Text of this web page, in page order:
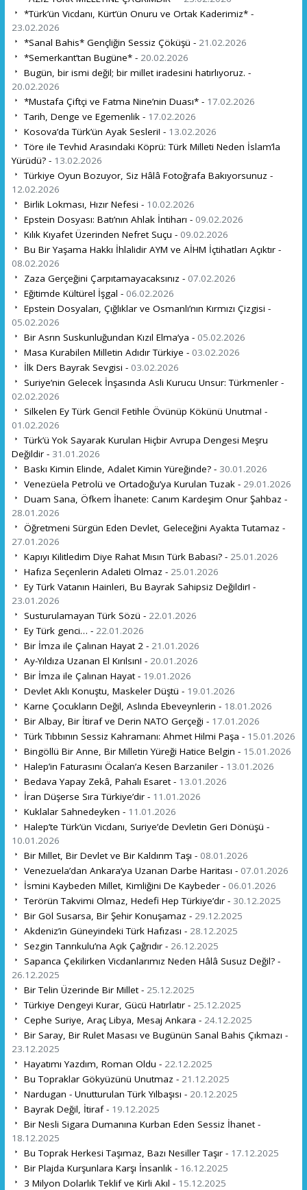
*Türk’ün Vicdanı, Kürt’ün Onuru ve Ortak Kaderimiz* -
23.02.2026
*Sanal Bahis* Gençliğin Sessiz Çöküşü - 21.02.2026
*Semerkant’tan Bugüne* - 20.02.2026
Bugün, bir ismi değil; bir millet iradesini hatırlıyoruz. -
20.02.2026
*Mustafa Çiftçi ve Fatma Nine’nin Duası* - 17.02.2026
Tarih, Denge ve Egemenlik - 17.02.2026
Kosova’da Türk’ün Ayak Sesleri! - 13.02.2026
Töre ile Tevhid Arasındaki Köprü: Türk Milleti Neden İslam’la
Yürüdü? - 13.02.2026
Türkiye Oyun Bozuyor, Siz Hâlâ Fotoğrafa Bakıyorsunuz -
12.02.2026
Birlik Lokması, Hızır Nefesi - 10.02.2026
Epstein Dosyası: Batı’nın Ahlak İntiharı - 09.02.2026
Kılık Kıyafet Üzerinden Nefret Suçu - 09.02.2026
Bu Bir Yaşama Hakkı İhlalidir AYM ve AİHM İçtihatları Açıktır -
08.02.2026
Zaza Gerçeğini Çarpıtamayacaksınız - 07.02.2026
Eğitimde Kültürel İşgal - 06.02.2026
Epstein Dosyaları, Çığlıklar ve Osmanlı’nın Kırmızı Çizgisi -
05.02.2026
Bir Asrın Suskunluğundan Kızıl Elma’ya - 05.02.2026
Masa Kurabilen Milletin Adıdır Türkiye - 03.02.2026
İlk Ders Bayrak Sevgisi - 03.02.2026
Suriye’nin Gelecek İnşasında Asli Kurucu Unsur: Türkmenler -
02.02.2026
Silkelen Ey Türk Genci! Fetihle Övünüp Kökünü Unutma! -
01.02.2026
Türk’ü Yok Sayarak Kurulan Hiçbir Avrupa Dengesi Meşru
Değildir - 31.01.2026
Baskı Kimin Elinde, Adalet Kimin Yüreğinde? - 30.01.2026
Venezüela Petrolü ve Ortadoğu’ya Kurulan Tuzak - 29.01.2026
Duam Sana, Öfkem İhanete: Canım Kardeşim Onur Şahbaz -
28.01.2026
Öğretmeni Sürgün Eden Devlet, Geleceğini Ayakta Tutamaz -
27.01.2026
Kapıyı Kilitledim Diye Rahat Mısın Türk Babası? - 25.01.2026
Hafıza Seçenlerin Adaleti Olmaz - 25.01.2026
Ey Türk Vatanın Hainleri, Bu Bayrak Sahipsiz Değildir! -
23.01.2026
Susturulamayan Türk Sözü - 22.01.2026
Ey Türk genci… - 22.01.2026
Bir İmza ile Çalınan Hayat 2 - 21.01.2026
Ay-Yıldıza Uzanan El Kırılsın! - 20.01.2026
Bir İmza ile Çalınan Hayat - 19.01.2026
Devlet Aklı Konuştu, Maskeler Düştü - 19.01.2026
Karne Çocukların Değil, Aslında Ebeveynlerin - 18.01.2026
Bir Albay, Bir İtiraf ve Derin NATO Gerçeği - 17.01.2026
Türk Tıbbının Sessiz Kahramanı: Ahmet Hilmi Paşa - 15.01.2026
Bingöllü Bir Anne, Bir Milletin Yüreği Hatice Belgin - 15.01.2026
Halep’in Faturasını Öcalan’a Kesen Barzaniler - 13.01.2026
Bedava Yapay Zekâ, Pahalı Esaret - 13.01.2026
İran Düşerse Sıra Türkiye’dir - 11.01.2026
Kuklalar Sahnedeyken - 11.01.2026
Halep’te Türk’ün Vicdanı, Suriye’de Devletin Geri Dönüşü -
10.01.2026
Bir Millet, Bir Devlet ve Bir Kaldırım Taşı - 08.01.2026
Venezuela’dan Ankara’ya Uzanan Darbe Haritası - 07.01.2026
İsmini Kaybeden Millet, Kimliğini De Kaybeder - 06.01.2026
Terörün Takvimi Olmaz, Hedefi Hep Türkiye’dır - 30.12.2025
Bir Göl Susarsa, Bir Şehir Konuşamaz - 29.12.2025
Akdeniz’in Güneyindeki Türk Hafızası - 28.12.2025
Sezgin Tanrıkulu’na Açık Çağrıdır - 26.12.2025
Sapanca Çekilirken Vicdanlarımız Neden Hâlâ Susuz Değil? -
26.12.2025
Bir Telin Üzerinde Bir Millet - 25.12.2025
Türkiye Dengeyi Kurar, Gücü Hatırlatır - 25.12.2025
Cephe Suriye, Araç Libya, Mesaj Ankara - 24.12.2025
Bir Saray, Bir Rulet Masası ve Bugünün Sanal Bahis Çıkmazı -
23.12.2025
Hayatımı Yazdım, Roman Oldu - 22.12.2025
Bu Topraklar Gökyüzünü Unutmaz - 21.12.2025
Nardugan - Unutturulan Türk Yılbaşısı - 20.12.2025
Bayrak Değil, İtiraf - 19.12.2025
Bir Nesli Sigara Dumanına Kurban Eden Sessiz İhanet -
18.12.2025
Bu Toprak Herkesi Taşımaz, Bazı Nesiller Taşır - 17.12.2025
Bir Plajda Kurşunlara Karşı İnsanlık - 16.12.2025
3 Milyon Dolarlık Teklif ve Kirli Akıl - 15.12.2025